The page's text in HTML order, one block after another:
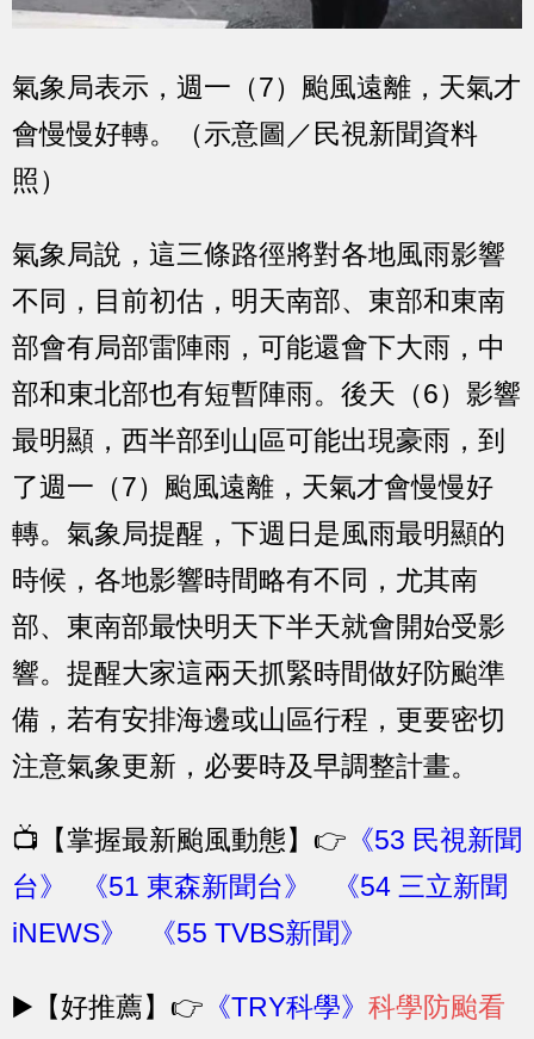
氣象局表示，週一（7）颱風遠離，天氣才
會慢慢好轉。（示意圖／民視新聞資料
照）
氣象局說，這三條路徑將對各地風雨影響
不同，目前初估，明天南部、東部和東南
部會有局部雷陣雨，可能還會下大雨，中
部和東北部也有短暫陣雨。後天（6）影響
最明顯，西半部到山區可能出現豪雨，到
了週一（7）颱風遠離，天氣才會慢慢好
轉。氣象局提醒，下週日是風雨最明顯的
時候，各地影響時間略有不同，尤其南
部、東南部最快明天下半天就會開始受影
響。提醒大家這兩天抓緊時間做好防颱準
備，若有安排海邊或山區行程，更要密切
注意氣象更新，必要時及早調整計畫。
📺 【掌握最新颱風動態】👉 《53 民視新聞
台》
《51 東森新聞台》
《54 三立新聞
iNEWS》
《55 TVBS新聞》
▶️【好推薦】 👉 《TRY科學》 科學防颱看